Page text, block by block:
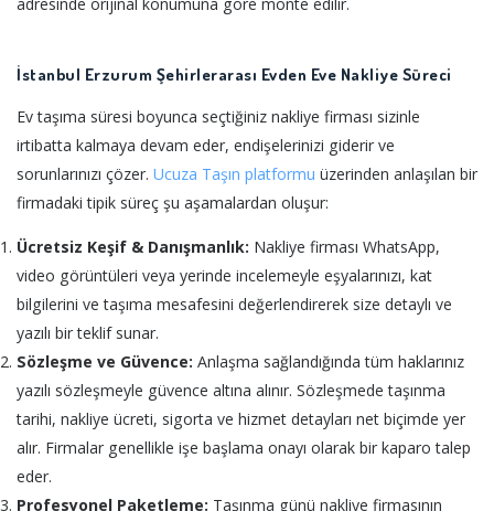
İstanbul Erzurum Şehirlerarası Evden Eve Nakliye Süreci
Ev taşıma süresi boyunca seçtiğiniz nakliye firması sizinle
irtibatta kalmaya devam eder, endişelerinizi giderir ve
sorunlarınızı çözer. Ucuza Taşın platformu üzerinden anlaşılan bir
firmadaki tipik süreç şu aşamalardan oluşur:
Ücretsiz Keşif & Danışmanlık: Nakliye firması WhatsApp,
video görüntüleri veya yerinde incelemeyle eşyalarınızı, kat
bilgilerini ve taşıma mesafesini değerlendirerek size detaylı ve
yazılı bir teklif sunar.
Sözleşme ve Güvence: Anlaşma sağlandığında tüm haklarınız
yazılı sözleşmeyle güvence altına alınır. Sözleşmede taşınma
tarihi, nakliye ücreti, sigorta ve hizmet detayları net biçimde yer
alır. Firmalar genellikle işe başlama onayı olarak bir kaparo talep
eder.
Profesyonel Paketleme: Taşınma günü nakliye firmasının